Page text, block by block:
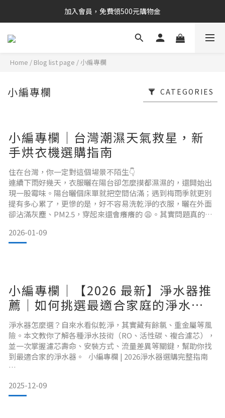
加入會員，免費領500元購物金
Home / Blog list page /小編專欄
小編專欄 CATEGORIES
小編專欄｜台灣潮濕天氣救星，新
手烘衣機選購指南
住在台灣，你一定對這個場景不陌生👇
連續下雨好幾天，衣服曬在陽台卻怎麼摸都濕濕的，還開始出
現一股霉味。陽台曬個床單就把空間佔滿；遇到梅雨季就更別
提有多心累了，更慘的是，好不容易洗乾淨的衣服，曬在外面
卻沾滿灰塵、PM2.5，穿起來還會癢癢的 😩。其實問題真的不
麼越來越多家庭開始用烘衣機？
烘衣機早就不是「奢侈家電」，而是現代家庭的生活標配，原
有乾爽
2026-01-09
小編專欄｜【2026 最新】淨水器推
薦｜如何挑選最適合家庭的淨水設
備？完整指南與選購重點
淨水器怎麼選？自來水看似乾淨，其實藏有餘氯、重金屬等風
險。本文教你了解各種淨水技術（RO、活性碳、複合濾芯），
並一次掌握濾芯壽命、安裝方式、流量差異等關鍵，幫助你找
到最適合家的淨水器。 小編專欄 | 2026淨水器選購完整指南
來透明，卻不一定乾淨。多數台灣家庭對自來水依賴性極高，
但自來水經過長距離輸送後，可能在管線、水塔或家中老舊管
2025-12-09